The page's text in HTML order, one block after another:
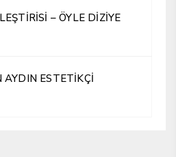
– ÖYLE DİZİYE